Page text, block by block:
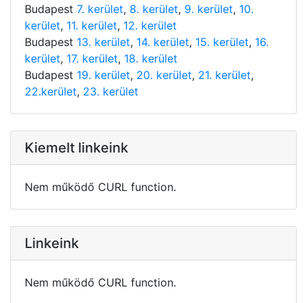
Budapest 7. kerület, 8. kerület, 9. kerület, 10.
kerület, 11. kerület, 12. kerület
Budapest 13. kerület, 14. kerület, 15. kerület, 16.
kerület, 17. kerület, 18. kerület
Budapest 19. kerület, 20. kerület, 21. kerület,
22.kerület, 23. kerület
Kiemelt linkeink
Nem működő CURL function.
Linkeink
Nem működő CURL function.